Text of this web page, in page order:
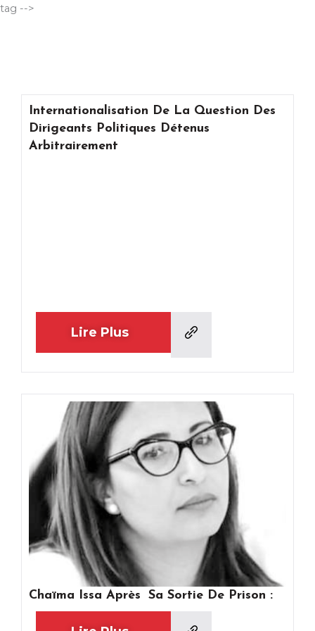
tag -->
Internationalisation De La Question Des
Dirigeants Politiques Détenus
Arbitrairement
Lire Plus
Chaïma Issa Après Sa Sortie De Prison :